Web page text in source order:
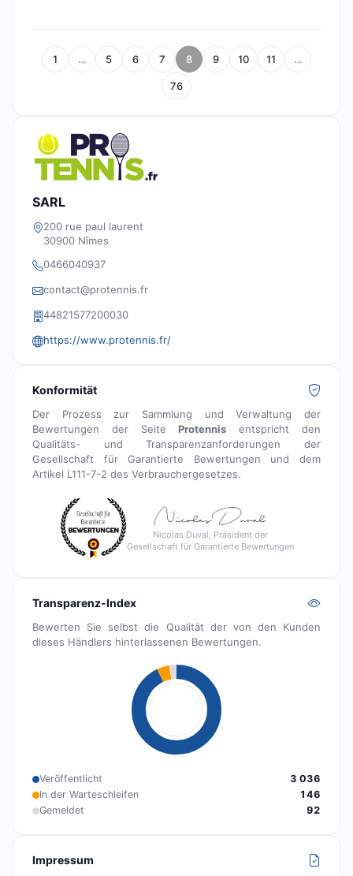
1 … 5 6 7 8 9 10 11 …
76
SARL
200 rue paul laurent
30900 Nîmes
0466040937
contact@protennis.fr
44821577200030
https://www.protennis.fr/
Konformität
Der Prozess zur Sammlung und Verwaltung der
Bewertungen der SeiteProtennis entspricht den
Qualitäts- und Transparenzanforderungen der
Gesellschaft für Garantierte Bewertungen und dem
Artikel L111-7-2 des Verbrauchergesetzes.
Nicolas Duval, Präsident der
Gesellschaft für Garantierte Bewertungen
Transparenz-Index
Bewerten Sie selbst die Qualität der von den Kunden
dieses Händlers hinterlassenen Bewertungen.
Veröffentlicht
3 036
In der Warteschleifen
146
Gemeldet
92
Impressum